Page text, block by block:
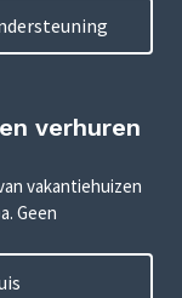
verhuren
vakantiehuizen
Geen